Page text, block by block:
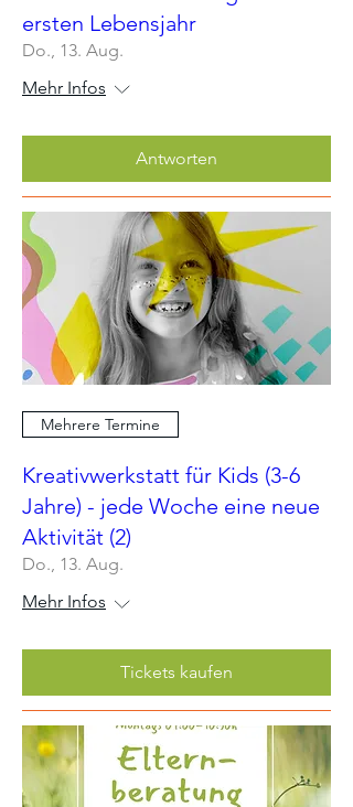
ersten Lebensjahr
Do., 13. Aug.
Mehr Infos
Antworten
Mehrere Termine
Kreativwerkstatt für Kids (3-6
Jahre) - jede Woche eine neue
Aktivität (2)
Do., 13. Aug.
Mehr Infos
Tickets kaufen